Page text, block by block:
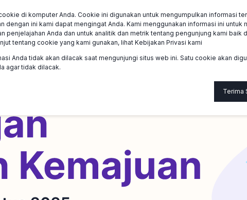
di komputer Anda. Cookie ini digunakan untuk mengumpulkan informasi
dengan ini kami dapat mengingat Anda. Kami menggunakan informasi ini untuk
penjelajahan Anda dan untuk analitik dan metrik tentang pengunjung kami baik
tentang cookie yang kami gunakan, lihat Kebijakan Privasi kami
Anda tidak akan dilacak saat mengunjungi situs web ini. Satu cookie akan
agar tidak dilacak.
Terima
kami Tentang Anggota Bantuan